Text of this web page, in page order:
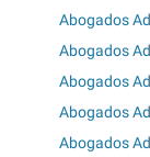
Abogados
Abogados
Abogados
Abogados
Abogados